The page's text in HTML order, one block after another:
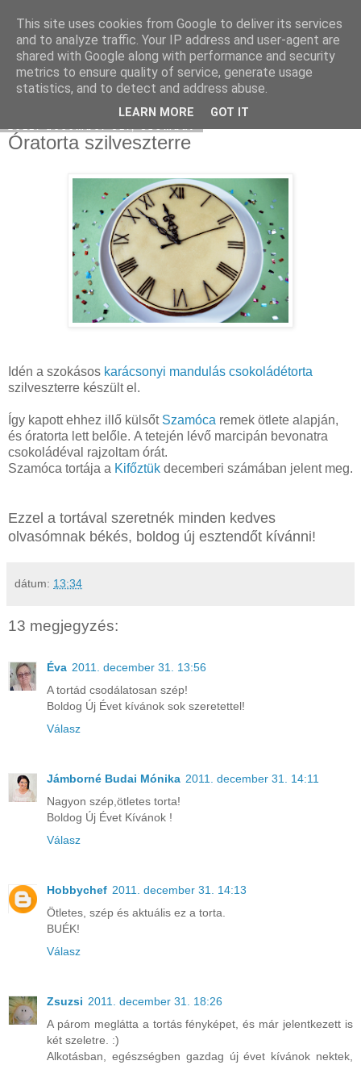
Moha Konyha
Óratorta szilveszterre
Idén a szokásos karácsonyi mandulás csokoládétorta
szilveszterre készült el.
Így kapott ehhez illő külsőt Szamóca remek ötlete alapján,
és óratorta lett belőle. A tetején lévő marcipán bevonatra
csokoládéval rajzoltam órát.
Szamóca tortája a Kifőztük decemberi számában jelent meg.
Ezzel a tortával szeretnék minden kedves
olvasómnak békés, boldog új esztendőt kívánni!
dátum: 13:34
13 megjegyzés:
Éva 2011. december 31. 13:56
A tortád csodálatosan szép!
Boldog Új Évet kívánok sok szeretettel!
Válasz
Jámborné Budai Mónika 2011. december 31. 14:11
Nagyon szép,ötletes torta!
Boldog Új Évet Kívánok !
Válasz
Hobbychef 2011. december 31. 14:13
Ötletes, szép és aktuális ez a torta.
BUÉK!
Válasz
Zsuzsi 2011. december 31. 18:26
A párom meglátta a tortás fényképet, és már jelentkezett is
két szeletre. :)
Alkotásban, egészségben gazdag új évet kívánok nektek,
This site uses cookies from Google to deliver its services
and to analyze traffic. Your IP address and user-agent are
shared with Google along with performance and security
metrics to ensure quality of service, generate usage
statistics, and to detect and address abuse.
LEARN MORE GOT IT